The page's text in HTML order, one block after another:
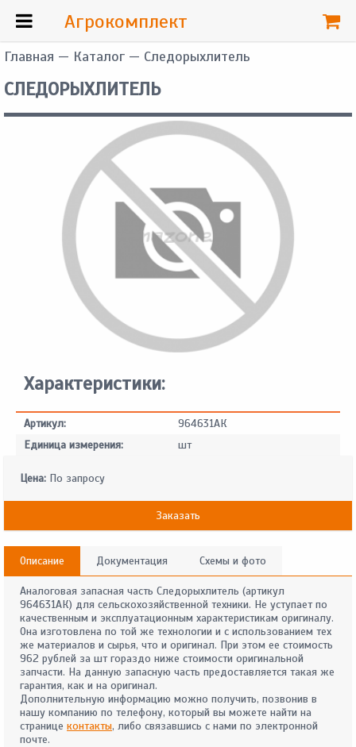
Главная — Каталог — Следорыхлитель
СЛЕДОРЫХЛИТЕЛЬ
Характеристики:
Артикул:
964631АК
Единица измерения:
шт
Цена: По запросу
Заказать
Описание Документация Схемы и фото
Аналоговая запасная часть Следорыхлитель (артикул
964631АК) для сельскохозяйственной техники. Не уступает по
качественным и эксплуатационным характеристикам оригиналу.
Она изготовлена по той же технологии и с использованием тех
же материалов и сырья, что и оригинал. При этом ее стоимость
962 рублей за шт гораздо ниже стоимости оригинальной
запчасти. На данную запасную часть предоставляется такая же
гарантия, как и на оригинал.
Дополнительную информацию можно получить, позвонив в
нашу компанию по телефону, который вы можете найти на
странице контакты, либо связавшись с нами по электронной
почте.
Агрокомплект